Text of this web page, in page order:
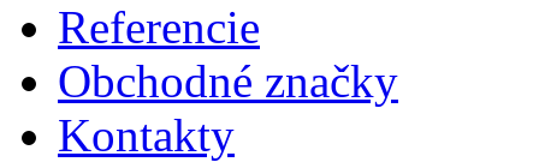
Referencie
Obchodné značky
Kontakty